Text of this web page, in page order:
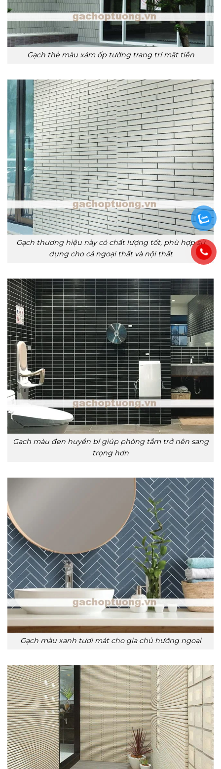
Gạch thẻ màu xám ốp tường trang trí mặt tiền
Gạch thương hiệu này có chất lượng tốt, phù hợp sử
dụng cho cả ngoại thất và nội thất
Gạch màu đen huyền bí giúp phòng tắm trở nên sang
trọng hơn
Gạch màu xanh tươi mát cho gia chủ hướng ngoại